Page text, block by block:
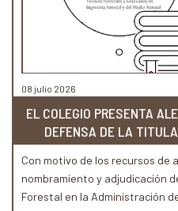
08 julio 2026
EL COLEGIO PRESENTA
DEFENSA DE LA
Con motivo de los recursos
nombramiento y adjudicación
Forestal en la Administración